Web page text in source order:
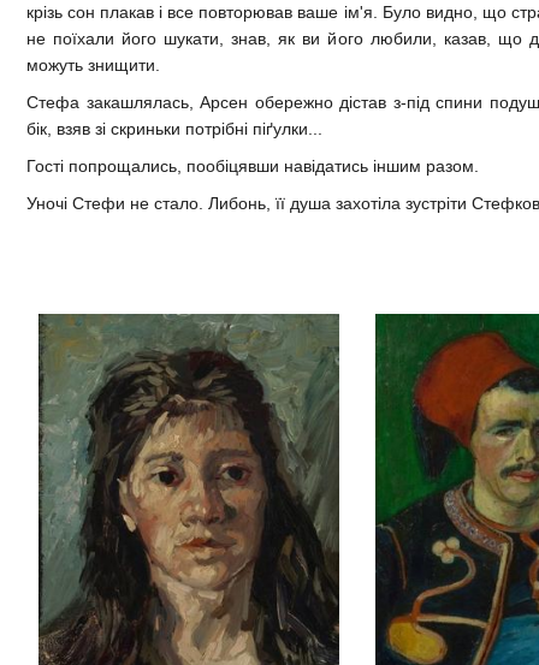
крізь сон плакав і все повторював ваше ім'я. Було видно, що
не поїхали його шукати, знав, як ви його любили, казав, що
можуть знищити.
Стефа закашлялась, Арсен обережно дістав з-під спини
бік, взяв зі скриньки потрібні піґулки...
Гості попрощались, пообіцявши навідатись іншим разом.
Уночі Стефи не стало. Либонь, її душа захотіла зустріти